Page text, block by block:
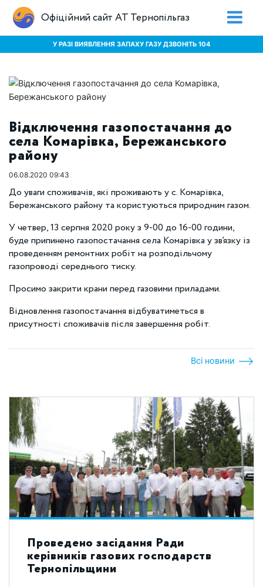
Офіційний сайт АТ Тернопільгаз
У РАЗІ ВИЯВЛЕННЯ ЗАПАХУ ГАЗУ ДЗВОНІТЬ 104
Відключення газопостачання до
села Комарівка, Бережанського
району
06.08.2020 09:43
До уваги споживачів, які проживають у с. Комарівка,
Бережанського району та користуються природним газом.
У четвер, 13 серпня 2020 року з 9-00 до 16-00 години,
буде припинено газопостачання села Комарівка у зв’язку із
проведенням ремонтних робіт на розподільчому
газопроводі середнього тиску.
Просимо закрити крани перед газовими приладами.
Відновлення газопостачання відбуватиметься в
присутності споживачів після завершення робіт.
Всі новини
Проведено засідання Ради
керівників газових господарств
Тернопільщини